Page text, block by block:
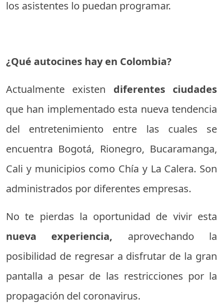
los asistentes lo puedan programar.
¿Qué autocines hay en Colombia?
Actualmente existen diferentes ciudades
que han implementado esta nueva tendencia
del entretenimiento entre las cuales se
encuentra Bogotá, Rionegro, Bucaramanga,
Cali y municipios como Chía y La Calera. Son
administrados por diferentes empresas.
No te pierdas la oportunidad de vivir esta
nueva experiencia, aprovechando la
posibilidad de regresar a disfrutar de la gran
pantalla a pesar de las restricciones por la
propagación del coronavirus.